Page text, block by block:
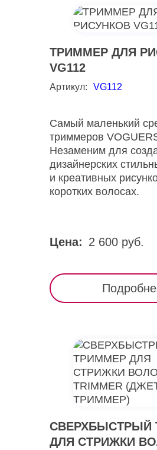
ТРИММЕР ДЛЯ
VG112
Артикул: VG112
Самый маленький
триммеров
Незаменим для
дизайнерских
и креативных
коротких волосах.
Цена: 2 600 руб.
СВЕРХБЫСТРЫЙ
ДЛЯ СТРИЖКИ